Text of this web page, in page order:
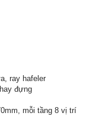
ray hafeler
đựng
mỗi tầng 8 vị trí